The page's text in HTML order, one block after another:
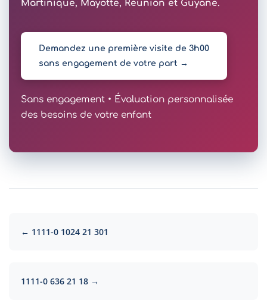
Martinique, Mayotte, Réunion et Guyane.
Demandez une première visite de 3h00
sans engagement de votre part →
Sans engagement • Évaluation personnalisée
des besoins de votre enfant
← 1111-0 1024 21 301
1111-0 636 21 18 →